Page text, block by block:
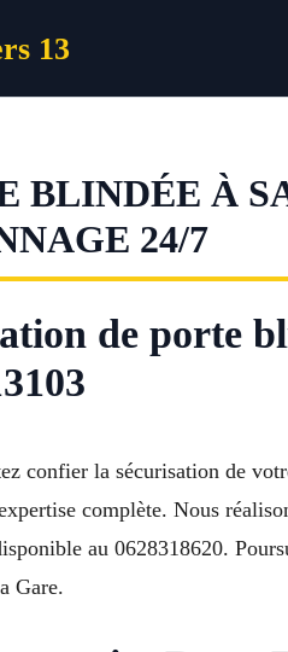
13
BLINDÉE À
24/7
de porte
confier la sécurisation de
complète. Nous
au 0628318620.
Gare.